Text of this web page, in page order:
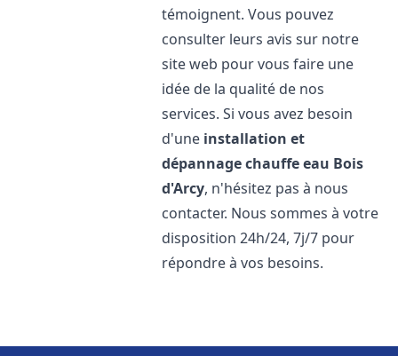
témoignent. Vous pouvez
consulter leurs avis sur notre
site web pour vous faire une
idée de la qualité de nos
services. Si vous avez besoin
d'une installation et
dépannage chauffe eau Bois
d'Arcy, n'hésitez pas à nous
contacter. Nous sommes à votre
disposition 24h/24, 7j/7 pour
répondre à vos besoins.